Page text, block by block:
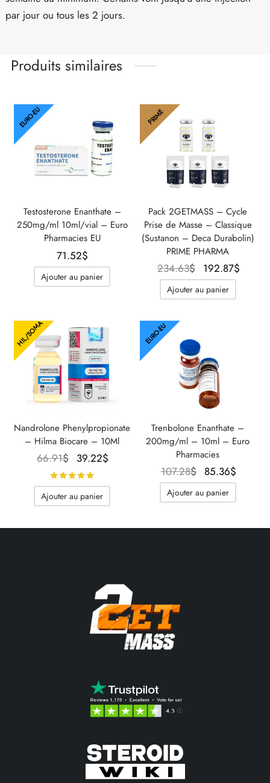
par jour ou tous les 2 jours.
Produits similaires
EURO-EU
Testosterone Enanthate –
250mg/ml 10ml/vial – Euro
Pharmacies EU
71.52$
Ajouter au panier
PRIME
Pack 2GETMASS – Cycle
Prise de Masse – Classique
(Sustanon – Deca Durabolin)
PRIME PHARMA
234.63$
Le prix
initial
était :
192.87$
Ajouter au panier
HIL/SOMA
Nandrolone Phenylpropionate
– Hilma Biocare – 10Ml
66.91$ Le prix
initial
était :
66.91$.
39.22$
39.22$.
Ajouter au panier
EURO-EU
Trenbolone Enanthate –
200mg/ml – 10ml – Euro
Pharmacies
107.28$
Le prix
initial
était :
85.36$
Ajouter au panier